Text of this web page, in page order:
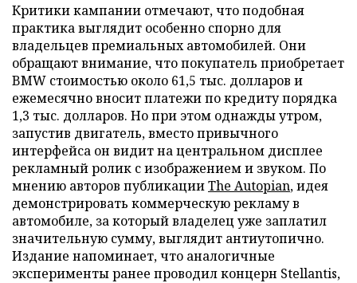
Критики кампании отмечают, что подобная
практика выглядит особенно спорно для
владельцев премиальных автомобилей. Они
обращают внимание, что покупатель приобретает
BMW стоимостью около 61,5 тыс. долларов и
ежемесячно вносит платежи по кредиту порядка
1,3 тыс. долларов. Но при этом однажды утром,
запустив двигатель, вместо привычного
интерфейса он видит на центральном дисплее
рекламный ролик с изображением и звуком. По
мнению авторов публикацииThe Autopian, идея
демонстрировать коммерческую рекламу в
автомобиле, за который владелец уже заплатил
значительную сумму, выглядит антиутопично.
Издание напоминает, что аналогичные
эксперименты ранее проводил концерн Stellantis,